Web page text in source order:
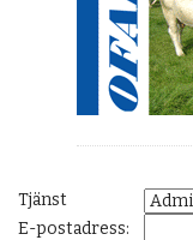
Tjänst
E-postadress: